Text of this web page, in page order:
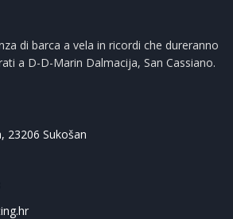
di barca a vela in ricordi che dureranno
a D-D-Marin Dalmacija, San Cassiano.
23206 Sukošan